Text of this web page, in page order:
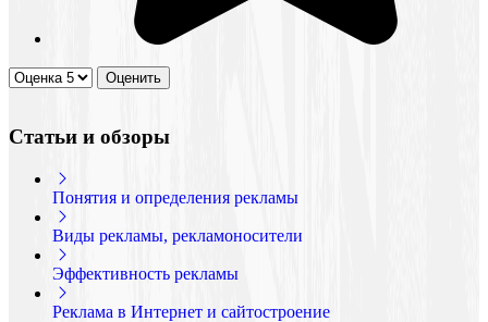
Статьи и обзоры
Понятия и определения рекламы
Виды рекламы, рекламоносители
Эффективность рекламы
Реклама в Интернет и сайтостроение